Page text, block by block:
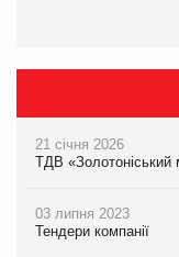
21 січня 2026
ТДВ «Золотоніський
03 липня 2023
Тендери компанії